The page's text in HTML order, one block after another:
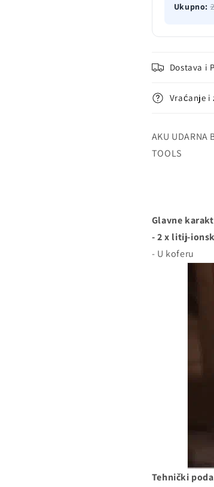
Ukupno:
Dostava i
Vraćanje i
AKU UDARNA
TOOLS
Glavne
- 2 x litij-
- U koferu
Tehnički